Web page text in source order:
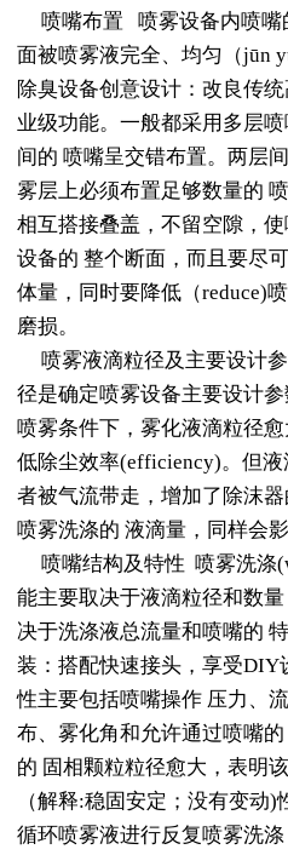
喷嘴布置 喷雾设备内喷嘴
面被喷雾液完全、均匀（jūn
除臭设备创意设计：改良传
业级功能。一般都采用多层
间的 喷嘴呈交错布置。两层
雾层上必须布置足够数量的
相互搭接叠盖，不留空隙，
设备的 整个断面，而且要尽
体量，同时要降低（reduce)
磨损。
喷雾液滴粒径及主要设计
径是确定喷雾设备主要设计
喷雾条件下，雾化液滴粒径
低除尘效率(efficiency)。但
者被气流带走，增加了除沫
喷雾洗涤的 液滴量，同样会
喷嘴结构及特性 喷雾洗涤
能主要取决于液滴粒径和数
决于洗涤液总流量和喷嘴的
装：搭配快速接头，享受DIY
性主要包括喷嘴操作 压力、
布、雾化角和允许通过喷嘴
的 固相颗粒粒径愈大，表明
（解释:稳固安定；没有变动
循环喷雾液进行反复喷雾洗